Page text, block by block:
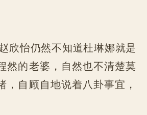
欣怡仍然不知道杜琳娜就是
然的老婆，自然也不清楚莫
，自顾自地说着八卦事宜，